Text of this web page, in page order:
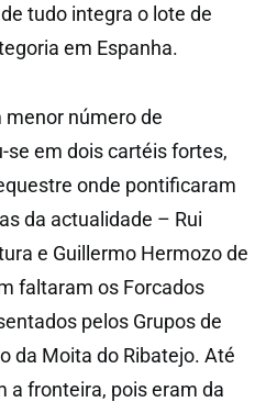
tudo integra o lote de
em Espanha.
menor número de
em dois cartéis fortes,
onde pontificaram
da actualidade – Rui
e Guillermo Hermozo de
faltaram os Forcados
pelos Grupos de
da Moita do Ribatejo. Até
a fronteira, pois eram da